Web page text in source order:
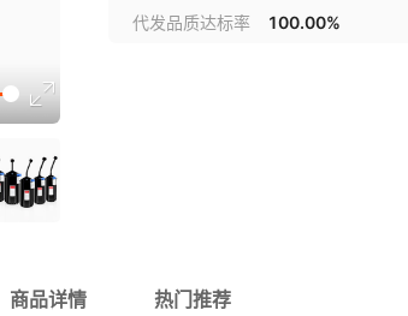
20km光纤线筒（无天
空端）
40km光纤线筒（无天
代发品质达标率
100.00%
商品详情 热门推荐